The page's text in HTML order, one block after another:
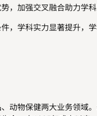
，加强交叉融合助力学
，学科实力显著提升，
动物保健两大业务领域